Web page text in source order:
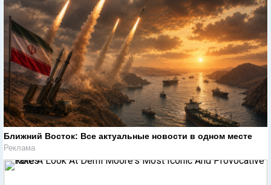
Ближний Восток: Все актуальные новости в одном месте
Реклама